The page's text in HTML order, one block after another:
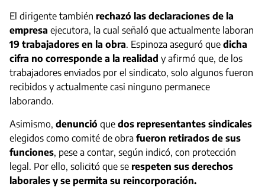
El dirigente también rechazó las declaraciones de la
empresa ejecutora, la cual señaló que actualmente laboran
19 trabajadores en la obra. Espinoza aseguró que dicha
cifra no corresponde a la realidad y afirmó que, de los
trabajadores enviados por el sindicato, solo algunos fueron
recibidos y actualmente casi ninguno permanece
laborando.
Asimismo, denunció que dos representantes sindicales
elegidos como comité de obra fueron retirados de sus
funciones, pese a contar, según indicó, con protección
legal. Por ello, solicitó que se respeten sus derechos
laborales y se permita su reincorporación.